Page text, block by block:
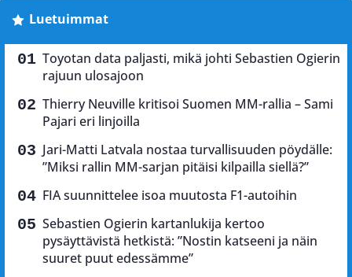
Luetuimmat
Toyotan data paljasti, mikä johti Sebastien Ogierin
rajuun ulosajoon
Thierry Neuville kritisoi Suomen MM-rallia – Sami
Pajari eri linjoilla
Jari-Matti Latvala nostaa turvallisuuden pöydälle:
”Miksi rallin MM-sarjan pitäisi kilpailla siellä?”
FIA suunnittelee isoa muutosta F1-autoihin
Sebastien Ogierin kartanlukija kertoo
pysäyttävistä hetkistä: ”Nostin katseeni ja näin
suuret puut edessämme”